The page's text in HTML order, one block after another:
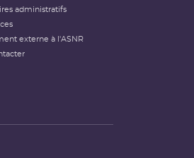
administratifs
externe à l'ASNR